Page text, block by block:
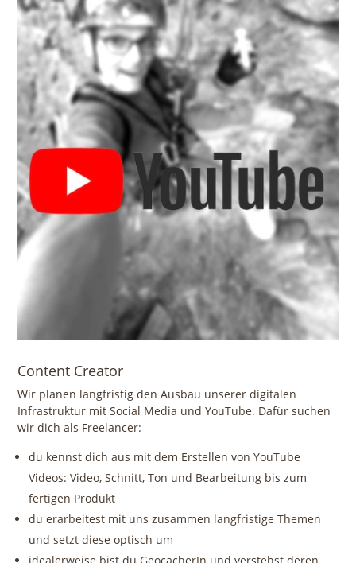
Content Creator
Wir planen langfristig den Ausbau unserer digitalen
Infrastruktur mit Social Media und YouTube. Dafür suchen
wir dich als Freelancer:
du kennst dich aus mit dem Erstellen von YouTube
Videos: Video, Schnitt, Ton und Bearbeitung bis zum
fertigen Produkt
du erarbeitest mit uns zusammen langfristige Themen
und setzt diese optisch um